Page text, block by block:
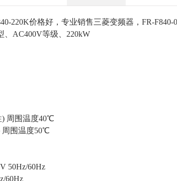
220K价格好，专业销售三菱变频器，FR-F840-
、AC400V等级、220kW
) 周围温度40℃
周围温度50℃
50Hz/60Hz
60Hz